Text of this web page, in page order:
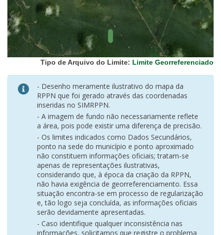
Rodovias
(IBGE)
Relevo
(IBGE)
Tipo de Arquivo do Limite: Limite Georreferenciado
- Desenho meramente ilustrativo do mapa da
RPPN que foi gerado através das coordenadas
inseridas no SIMRPPN.
- A imagem de fundo não necessariamente reflete
a área, pois pode existir uma diferença de precisão.
- Os limites indicados como Dados Secundários,
ponto na sede do município e ponto aproximado
não constituem informações oficiais; tratam-se
apenas de representações ilustrativas,
considerando que, à época da criação da RPPN,
não havia exigência de georreferenciamento. Essa
situação encontra-se em processo de regularização
e, tão logo seja concluída, as informações oficiais
serão devidamente apresentadas.
- Caso identifique qualquer inconsistência nas
informações, solicitamos que registre o problema